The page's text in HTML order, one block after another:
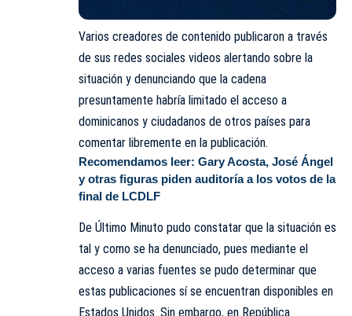
Varios creadores de contenido publicaron a través
de sus redes sociales videos alertando sobre la
situación y denunciando que la cadena
presuntamente habría limitado el acceso a
dominicanos y ciudadanos de otros países para
comentar libremente en la publicación.
Recomendamos leer: Gary Acosta, José Ángel
y otras figuras piden auditoría a los votos de la
final de LCDLF
De Último Minuto pudo constatar que la situación es
tal y como se ha denunciado, pues mediante el
acceso a varias fuentes se pudo determinar que
estas publicaciones sí se encuentran disponibles en
Estados Unidos. Sin embargo, en República